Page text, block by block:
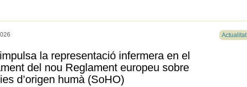
Actualitat
la representació infermera en el
del nou Reglament europeu sobre
d’origen humà (SoHO)